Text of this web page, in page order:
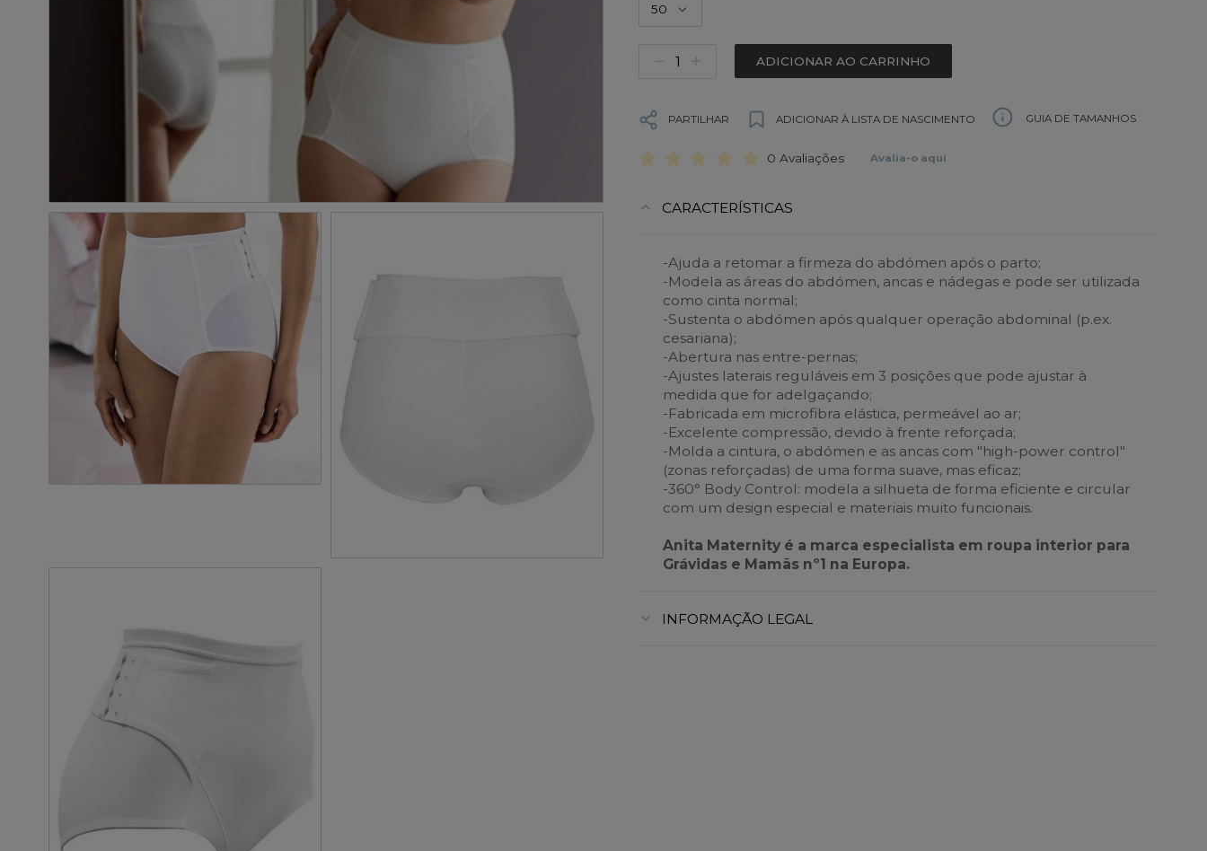
50
ADICIONAR AO CARRINHO
PARTILHAR ADICIONAR À LISTA DE NASCIMENTO GUIA DE TAMANHOS
0 Avaliações Avalia-o aqui
CARACTERÍSTICAS
-Ajuda a retomar a firmeza do abdómen após o parto;
-Modela as áreas do abdómen, ancas e nádegas e pode ser utilizada
como cinta normal;
-Sustenta o abdómen após qualquer operação abdominal (p.ex.
cesariana);
-Abertura nas entre-pernas;
-Ajustes laterais reguláveis em 3 posições que pode ajustar à
medida que for adelgaçando;
-Fabricada em microfibra elástica, permeável ao ar;
-Excelente compressão, devido à frente reforçada;
-Molda a cintura, o abdómen e as ancas com "high-power control"
(zonas reforçadas) de uma forma suave, mas eficaz;
-360° Body Control: modela a silhueta de forma eficiente e circular
com um design especial e materiais muito funcionais.
Anita Maternity é a marca especialista em roupa interior para
Grávidas e Mamãs nº1 na Europa.
INFORMAÇÃO LEGAL